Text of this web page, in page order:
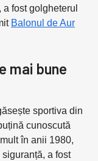
fost golgheterul
Balonul de Aur
mai bune
sportiva din
cunoscută
în anii 1980,
a fost